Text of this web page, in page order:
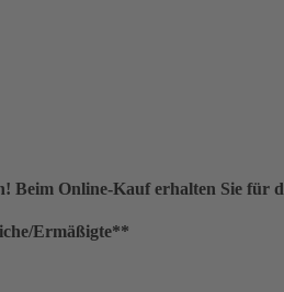
Beim Online-Kauf erhalten Sie für
Ermäßigte**